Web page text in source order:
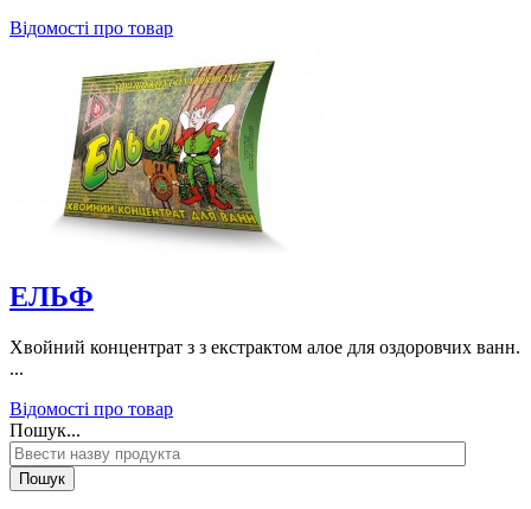
Відомості про товар
ЕЛЬФ
Хвойний концентрат з з екстрактом алое для оздоровчих ванн.
...
Відомості про товар
Пошук...
Пошук